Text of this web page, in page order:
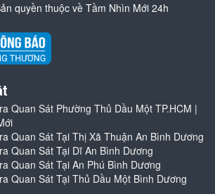
quyền thuộc về Tầm Nhìn Mới 24h
Quan Sát Phường Thủ Dầu Một TP.HCM |
Quan Sát Tại Thị Xã Thuận An Bình Dương
Quan Sát Tại Dĩ An Bình Dương
Quan Sát Tại An Phú Bình Dương
Quan Sát Tại Thủ Dầu Một Bình Dương